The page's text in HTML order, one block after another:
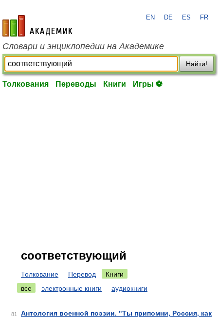
academic.ru
EN DE ES FR
Словари и энциклопедии на Академике
Найти!
Толкования Переводы Книги Игры ⚽
соответствующий
Толкование Перевод
Книги
все
электронные книги аудиокниги
81
Антология военной поэзии. "Ты припомни, Россия, как